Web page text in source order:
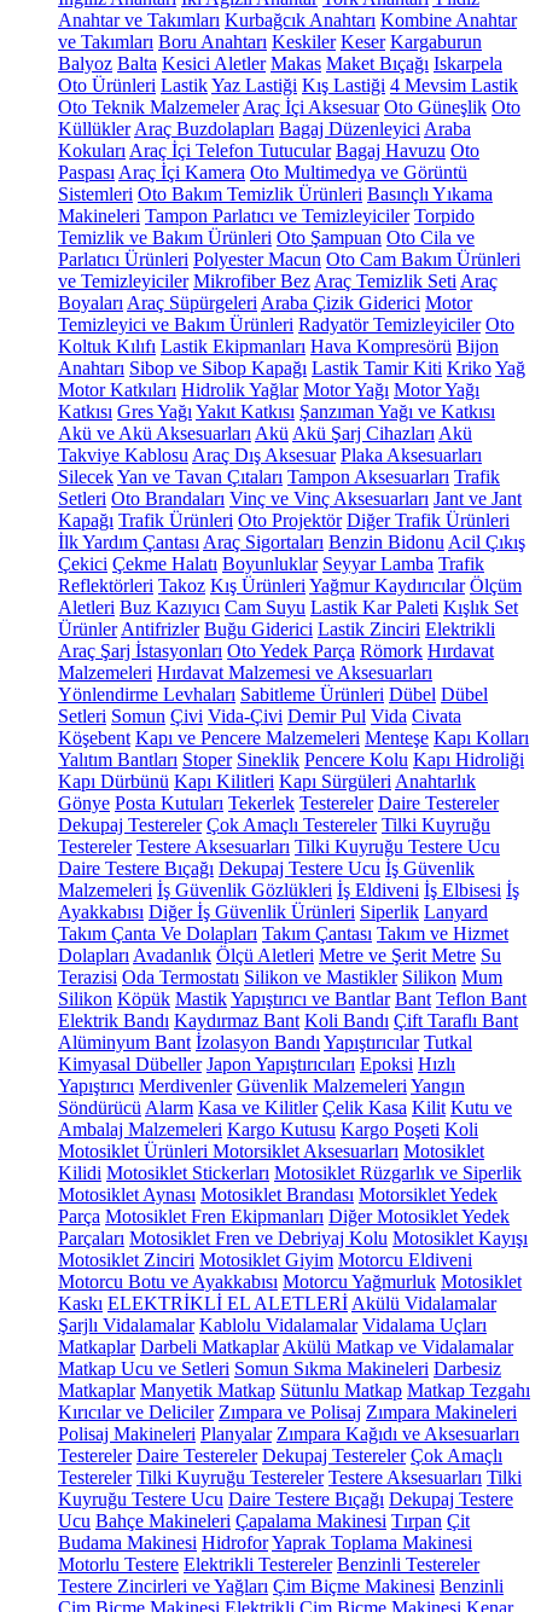
Anahtar ve Takımları Kurbağcık Anahtarı Kombine Anahtar
ve Takımları Boru Anahtarı Keskiler Keser Kargaburun
Balyoz Balta Kesici Aletler Makas Maket Bıçağı Iskarpela
Oto Ürünleri LastikYaz Lastiği Kış Lastiği 4 Mevsim Lastik
Oto Teknik Malzemeler Araç İçi Aksesuar Oto Güneşlik Oto
Küllükler Araç Buzdolapları Bagaj Düzenleyici Araba
Kokuları Araç İçi Telefon Tutucular Bagaj Havuzu Oto
Paspası Araç İçi Kamera Oto Multimedya ve Görüntü
Sistemleri Oto Bakım Temizlik Ürünleri Basınçlı Yıkama
Makineleri Tampon Parlatıcı ve Temizleyiciler Torpido
Temizlik ve Bakım Ürünleri Oto Şampuan Oto Cila ve
Parlatıcı Ürünleri Polyester Macun Oto Cam Bakım Ürünleri
ve Temizleyiciler Mikrofiber Bez Araç Temizlik Seti Araç
Boyaları Araç Süpürgeleri Araba Çizik Giderici Motor
Temizleyici ve Bakım Ürünleri Radyatör Temizleyiciler Oto
Koltuk Kılıfı Lastik Ekipmanları Hava Kompresörü Bijon
Anahtarı Sibop ve Sibop Kapağı Lastik Tamir Kiti KrikoYağ
Motor Katkıları Hidrolik Yağlar Motor Yağı Motor Yağı
Katkısı Gres Yağı Yakıt Katkısı Şanzıman Yağı ve Katkısı
Akü ve Akü Aksesuarları Akü Akü Şarj Cihazları Akü
Takviye Kablosu Araç Dış Aksesuar Plaka Aksesuarları
SilecekYan ve Tavan Çıtaları Tampon Aksesuarları Trafik
Setleri Oto Brandaları Vinç ve Vinç Aksesuarları Jant ve Jant
Kapağı Trafik Ürünleri Oto Projektör Diğer Trafik Ürünleri
İlk Yardım Çantası Araç Sigortaları Benzin Bidonu Acil Çıkış
Çekici Çekme Halatı Boyunluklar Seyyar Lamba Trafik
Reflektörleri Takoz Kış Ürünleri Yağmur Kaydırıcılar Ölçüm
Aletleri Buz Kazıyıcı Cam Suyu Lastik Kar Paleti Kışlık Set
Ürünler Antifrizler Buğu Giderici Lastik Zinciri Elektrikli
Araç Şarj İstasyonları Oto Yedek Parça Römork Hırdavat
Malzemeleri Hırdavat Malzemesi ve Aksesuarları
Yönlendirme Levhaları Sabitleme Ürünleri Dübel Dübel
Setleri Somun Çivi Vida-Çivi Demir Pul Vida Civata
Köşebent Kapı ve Pencere Malzemeleri Menteşe Kapı Kolları
Yalıtım Bantları Stoper Sineklik Pencere Kolu Kapı Hidroliği
Kapı Dürbünü Kapı Kilitleri Kapı Sürgüleri Anahtarlık
Gönye Posta Kutuları Tekerlek Testereler Daire Testereler
Dekupaj Testereler Çok Amaçlı Testereler Tilki Kuyruğu
Testereler Testere Aksesuarları Tilki Kuyruğu Testere Ucu
Daire Testere Bıçağı Dekupaj Testere Ucu İş Güvenlik
Malzemeleri İş Güvenlik Gözlükleri İş Eldiveni İş Elbisesi İş
Ayakkabısı Diğer İş Güvenlik Ürünleri Siperlik Lanyard
Takım Çanta Ve Dolapları Takım Çantası Takım ve Hizmet
Dolapları Avadanlık Ölçü Aletleri Metre ve Şerit Metre Su
Terazisi Oda Termostatı Silikon ve Mastikler Silikon Mum
Silikon Köpük MastikYapıştırıcı ve Bantlar Bant Teflon Bant
Elektrik Bandı Kaydırmaz Bant Koli Bandı Çift Taraflı Bant
Alüminyum Bant İzolasyon Bandı Yapıştırıcılar Tutkal
Kimyasal Dübeller Japon Yapıştırıcıları Epoksi Hızlı
Yapıştırıcı Merdivenler Güvenlik Malzemeleri Yangın
Söndürücü Alarm Kasa ve Kilitler Çelik Kasa Kilit Kutu ve
Ambalaj Malzemeleri Kargo Kutusu Kargo Poşeti Koli
Motosiklet Ürünleri Motorsiklet Aksesuarları Motosiklet
Kilidi Motosiklet Stickerları Motosiklet Rüzgarlık ve Siperlik
Motosiklet Aynası Motosiklet Brandası Motorsiklet Yedek
Parça Motosiklet Fren Ekipmanları Diğer Motosiklet Yedek
Parçaları Motosiklet Fren ve Debriyaj Kolu Motosiklet Kayışı
Motosiklet Zinciri Motosiklet Giyim Motorcu Eldiveni
Motorcu Botu ve Ayakkabısı Motorcu Yağmurluk Motosiklet
Kaskı ELEKTRİKLİ EL ALETLERİ Akülü Vidalamalar
Şarjlı Vidalamalar Kablolu Vidalamalar Vidalama Uçları
Matkaplar Darbeli Matkaplar Akülü Matkap ve Vidalamalar
Matkap Ucu ve Setleri Somun Sıkma Makineleri Darbesiz
Matkaplar Manyetik Matkap Sütunlu Matkap Matkap Tezgahı
Kırıcılar ve Deliciler Zımpara ve Polisaj Zımpara Makineleri
Polisaj Makineleri Planyalar Zımpara Kağıdı ve Aksesuarları
Testereler Daire Testereler Dekupaj Testereler Çok Amaçlı
Testereler Tilki Kuyruğu Testereler Testere Aksesuarları Tilki
Kuyruğu Testere Ucu Daire Testere Bıçağı Dekupaj Testere
Ucu Bahçe Makineleri Çapalama Makinesi Tırpan Çit
Budama Makinesi HidroforYaprak Toplama Makinesi
Motorlu Testere Elektrikli Testereler Benzinli Testereler
Testere Zincirleri ve Yağları Çim Biçme Makinesi Benzinli
Çim Biçme Makinesi Elektrikli Çim Biçme Makinesi Kenar